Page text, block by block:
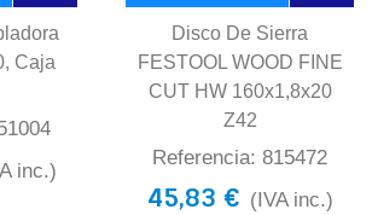
Caja
inc.)
Disco De Sierra
FESTOOL WOOD FINE
CUT HW 160x1,8x20
Z42
Referencia: 815472
45,83 € (IVA inc.)